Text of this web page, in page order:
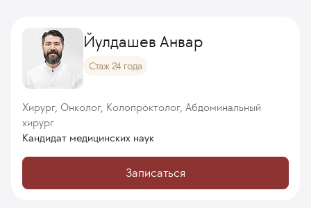
Йулдашев Анвар
Стаж 24 года
Хирург, Онколог, Колопроктолог, Абдоминальный
хирург
Кандидат медицинских наук
Записаться